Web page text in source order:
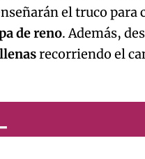
el truco para
de reno. Además,
recorriendo el